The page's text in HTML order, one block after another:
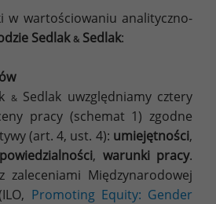
w wartościowaniu analityczno-
Sedlak &Sedlak:
&Sedlak uwzględniamy cztery
pracy (schemat 1) zgodne
(art. 4, ust. 4): umiejętności,
, warunki pracy.
zaleceniami Międzynarodowej
Promoting Equity: Gender